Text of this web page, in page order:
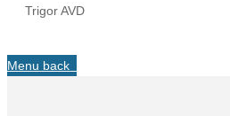
Trigor AVD
Menu back